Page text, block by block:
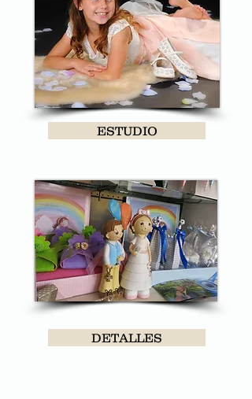
ESTUDIO
fotografo comuniones
tenerife
DETALLES